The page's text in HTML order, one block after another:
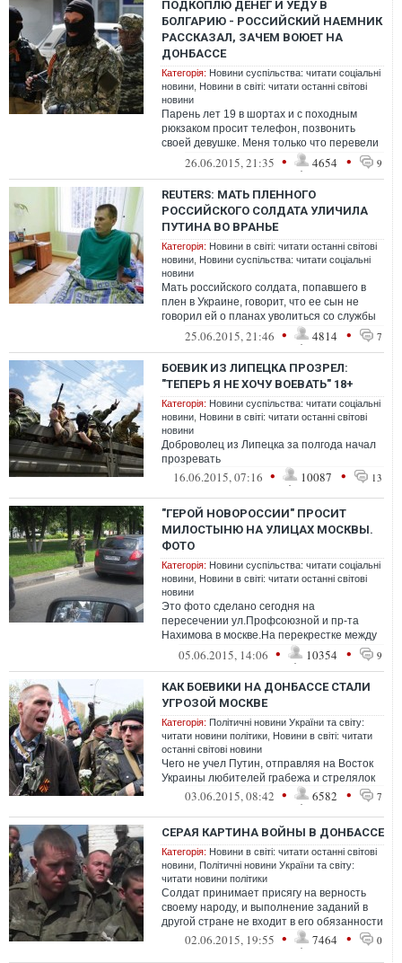
ПОДКОПЛЮ ДЕНЕГ И УЕДУ В
БОЛГАРИЮ - РОССИЙСКИЙ НАЕМНИК
РАССКАЗАЛ, ЗАЧЕМ ВОЮЕТ НА
ДОНБАССЕ
Категорія: Новини суспільства: читати соціальні
новини Новини в світі: читати останні світові
новини
Парень лет 19 в шортах и с походным
рюкзаком просит телефон, позвонить
своей девушке. Меня только что перевели
через КПП "Успенка - Матвеев Курган". А...
26.06.2015, 21:35 • 4654 • 9
REUTERS: МАТЬ ПЛЕННОГО
РОССИЙСКОГО СОЛДАТА УЛИЧИЛА
ПУТИНА ВО ВРАНЬЕ
Категорія: Новини в світі: читати останні світові
новини Новини суспільства: читати соціальні
новини
Мать российского солдата, попавшего в
плен в Украине, говорит, что ее сын не
говорил ей о планах уволиться со службы
и что ставит под сомнения утвержд...
25.06.2015, 21:46 • 4814 • 7
БОЕВИК ИЗ ЛИПЕЦКА ПРОЗРЕЛ:
"ТЕПЕРЬ Я НЕ ХОЧУ ВОЕВАТЬ" 18+
Категорія: Новини суспільства: читати соціальні
новини Новини в світі: читати останні світові
новини
Доброволец из Липецка за полгода начал
прозревать
16.06.2015, 07:16 • 10087 • 13
"ГЕРОЙ НОВОРОССИИ" ПРОСИТ
МИЛОСТЫНЮ НА УЛИЦАХ МОСКВЫ.
ФОТО
Категорія: Новини суспільства: читати соціальні
новини Новини в світі: читати останні світові
новини
Это фото сделано сегодня на
пересечении ул.Профсоюзной и пр-та
Нахимова в москве.На перекрестке между
машин ползает тело, решившее повоевать
05.06.2015, 14:06 • 10354 • 9
КАК БОЕВИКИ НА ДОНБАССЕ СТАЛИ
УГРОЗОЙ МОСКВЕ
Категорія: Політичні новини України та світу:
читати новини політики Новини в світі: читати
останні світові новини
Чего не учел Путин, отправляя на Восток
Украины любителей грабежа и стрелялок
03.06.2015, 08:42 • 6582 • 7
СЕРАЯ КАРТИНА ВОЙНЫ В ДОНБАССЕ
Категорія: Новини в світі: читати останні світові
новини Політичні новини України та світу:
читати новини політики
Солдат принимает присягу на верность
своему народу, и выполнение заданий в
другой стране не входит в его обязанности
02.06.2015, 19:55 • 7464 • 0